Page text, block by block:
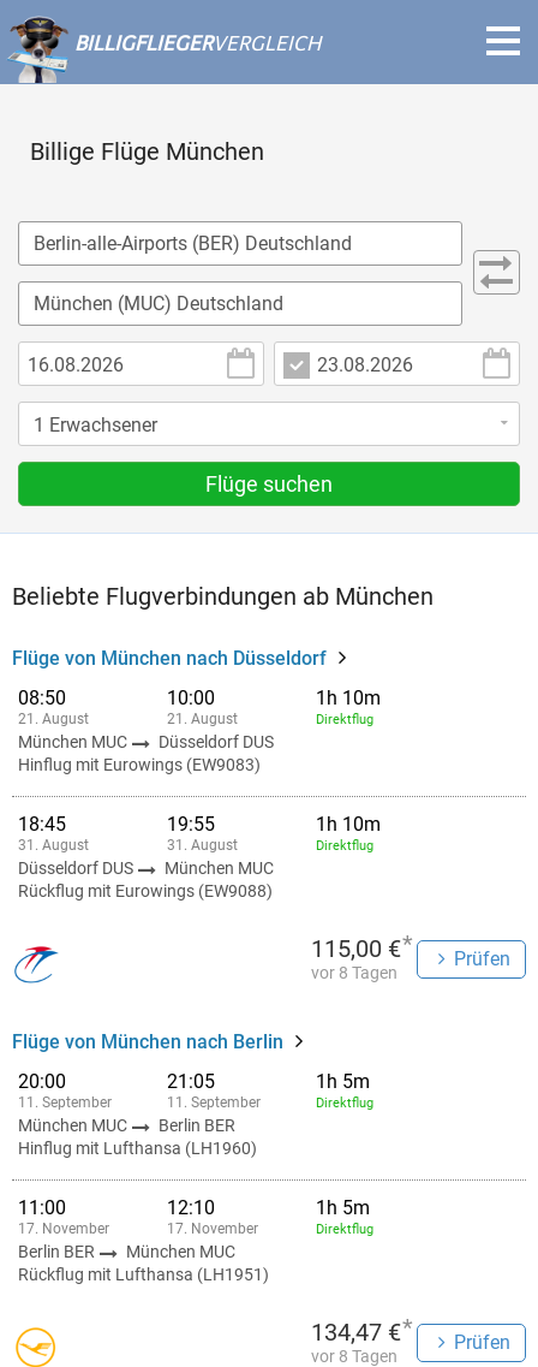
BILLIGFLIEGERVERGLEICH
Billige Flüge München
Flüge suchen
Beliebte Flugverbindungen ab München
Flüge von München nach Düsseldorf
08:50
21. August
10:00
21. August
1h 10m
Direktflug
München MUC
Düsseldorf DUS
Hinflug mit Eurowings (EW9083)
18:45
31. August
19:55
31. August
1h 10m
Direktflug
Düsseldorf DUS
München MUC
Rückflug mit Eurowings (EW9088)
115,00 €*
vor 8 Tagen
Prüfen
Flüge von München nach Berlin
20:00
11. September
21:05
11. September
1h 5m
Direktflug
München MUC
Berlin BER
Hinflug mit Lufthansa (LH1960)
11:00
17. November
12:10
17. November
1h 5m
Direktflug
Berlin BER
München MUC
Rückflug mit Lufthansa (LH1951)
134,47 €*
vor 8 Tagen
Prüfen